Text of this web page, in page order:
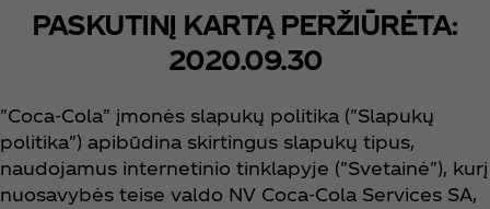
PASKUTINĮ KARTĄ PERŽIŪRĖTA:
2020.09.30
"Coca‑Cola" įmonės slapukų politika ("Slapukų
politika") apibūdina skirtingus slapukų tipus,
naudojamus internetinio tinklapyje ("Svetainė"), kurį
nuosavybės teise valdo NV Coca‑Cola Services SA,